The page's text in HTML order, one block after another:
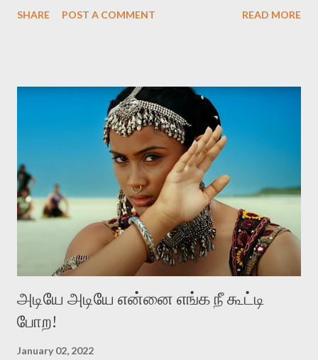
மதிக்கப்பட வேண்டியவர்கள். அவர்கள் ஆணாய் இருந்தாலும்,
விஸ்தாரமான அறிவினாலும், நடத்தையினாலும், வார்த்தையினாலும்
உள்ளுக்குள்ளே நிகழும் மாற்றத்தினாலும் எழவேண்டும். கங்குபாய்
என்கிற இந்தப் படம், விலைமாதர்களின் வாழ்வியலைப் பேசுகிறது.
விலைமாதர்கள் வெவ்வேறு தரத்தில் இருக்கிறார்கள். ஒவ்வொரு
பெறுமதிக்கு ஏற்றபடி ஒவ்வொரு தரத்தில் இருக்கிறார்கள். நன்கு படித்து
வேலைபார்க்கும் விலைமாதர்களும் இருக்கிறார்கள். பகுதியாய்
விலைமாதராக இருப்பவர்களும் இருக்கிறார்கள். இப்போதும் அப்போதும்,
விலைமாதர்கள் வெவ்வேறு தரத்தில் இருந்தா...
SHARE POST A COMMENT READ MORE
அடியே அடியே என்னை எங்க நீ கூட்டி
போற!
January 02, 2022